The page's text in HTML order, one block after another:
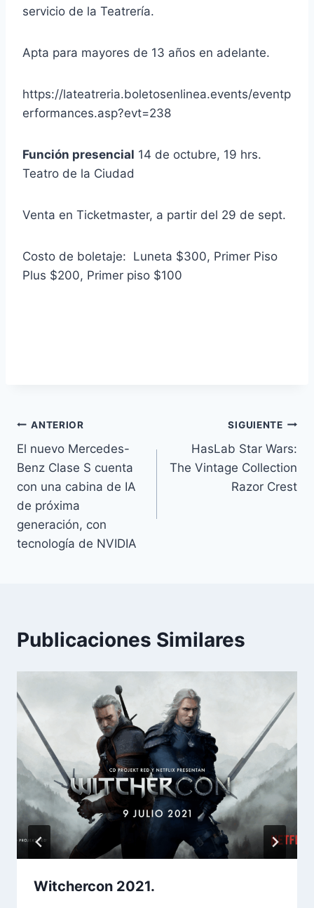
servicio de la Teatrería.
Apta para mayores de 13 años en adelante.
https://lateatreria.boletosenlinea.events/eventp
erformances.asp?evt=238
Función presencial 14 de octubre, 19 hrs.
Teatro de la Ciudad
Venta en Ticketmaster, a partir del 29 de sept.
Costo de boletaje: Luneta $300, Primer Piso
Plus $200, Primer piso $100
Navegación
de
entradas
ANTERIOR
El nuevo Mercedes-
Benz Clase S cuenta
con una cabina de IA
de próxima
generación, con
tecnología de NVIDIA
SIGUIENTE
HasLab Star Wars:
The Vintage Collection
Razor Crest
Publicaciones Similares
Witchercon 2021.